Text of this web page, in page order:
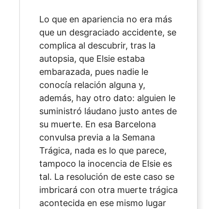
Lo que en apariencia no era más
que un desgraciado accidente, se
complica al descubrir, tras la
autopsia, que Elsie estaba
embarazada, pues nadie le
conocía relación alguna y,
además, hay otro dato: alguien le
suministró láudano justo antes de
su muerte. En esa Barcelona
convulsa previa a la Semana
Trágica, nada es lo que parece,
tampoco la inocencia de Elsie es
tal. La resolución de este caso se
imbricará con otra muerte trágica
acontecida en ese mismo lugar